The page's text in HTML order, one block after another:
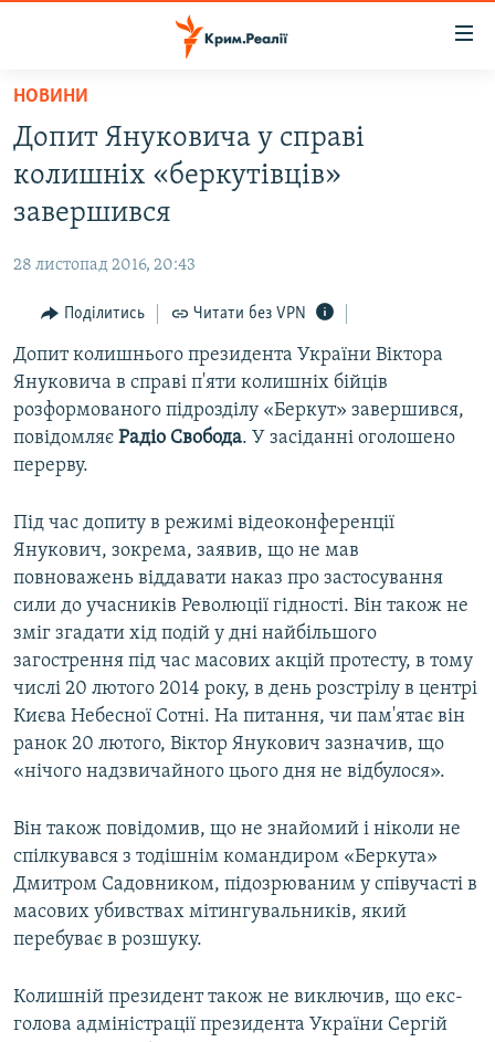
Перейти
основного
матеріалу
до
основної
Перейти
пошуку
ВОДА.КРИМ
БЛОГИ
ПОГЛЯД
ІНТЕРВ'Ю
ВСЕ ЗА ДЕНЬ
СПЕЦПРОЕКТИ
ДЕПОРТАЦІЯ
ВІДЕОУРОКИ «ELIFBE»
СВІДЧЕННЯ ОКУПАЦІЇ
УКРАЇНСЬКА ПРОБЛЕМА КРИМУ
ІНФОГРАФІКА
ЯК ОБІЙТИ БЛОКУВАННЯ
Русский
Qırımtatar
ДОЛУЧАЙСЯ!
Усі сайти RFE/RL
НОВИНИ
Допит Януковича у справі
колишніх «беркутівців»
завершився
28 листопад 2016, 20:43
Поділитись Читати без VPN
Допит колишнього президента України Віктора
Януковича в справі п'яти колишніх бійців
розформованого підрозділу «Беркут» завершився,
повідомляє Радіо Свобода. У засіданні оголошено
перерву.
Під час допиту в режимі відеоконференції
Янукович, зокрема, заявив, що не мав
повноважень віддавати наказ про застосування
сили до учасників Революції гідності. Він також не
зміг згадати хід подій у дні найбільшого
загострення під час масових акцій протесту, в тому
числі 20 лютого 2014 року, в день розстрілу в центрі
Києва Небесної Сотні. На питання, чи пам'ятає він
ранок 20 лютого, Віктор Янукович зазначив, що
«нічого надзвичайного цього дня не відбулося».
Він також повідомив, що не знайомий і ніколи не
спілкувався з тодішнім командиром «Беркута»
Дмитром Садовником, підозрюваним у співучасті в
масових убивствах мітингувальників, який
перебуває в розшуку.
Колишній президент також не виключив, що екс-
голова адміністрації президента України Сергій